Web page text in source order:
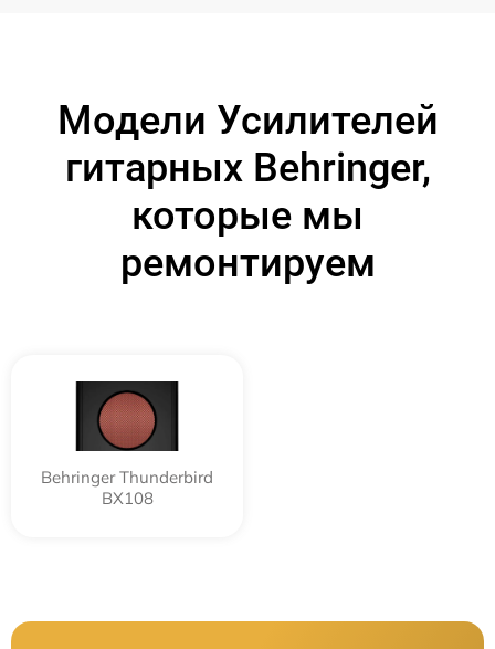
Модели Усилителей
гитарных Behringer,
которые мы
ремонтируем
Behringer Thunderbird
BX108